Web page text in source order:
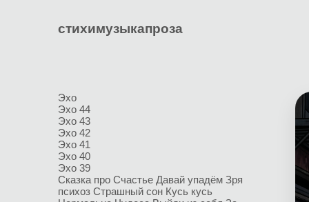
стихимузыкапроза
Эхо
Эхо 44
Эхо 43
Эхо 42
Эхо 41
Эхо 40
Эхо 39
Сказка про Счастье Давай упадём Зря
психоз Страшный сон Кусь кусь